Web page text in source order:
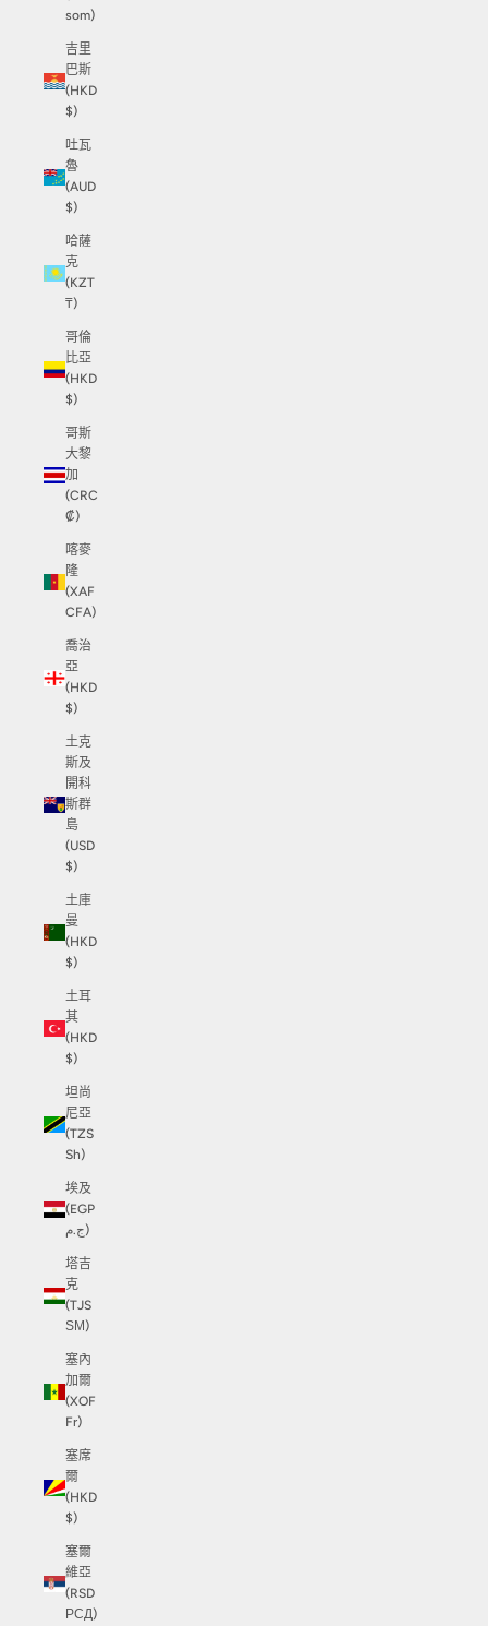
som)
吉里
巴斯
(HKD
$)
吐瓦
魯
(AUD
$)
哈薩
克
(KZT
₸)
哥倫
比亞
(HKD
$)
哥斯
大黎
加
(CRC
₡)
喀麥
隆
(XAF
CFA)
喬治
亞
(HKD
$)
土克
斯及
開科
斯群
島
(USD
$)
土庫
曼
(HKD
$)
土耳
其
(HKD
$)
坦尚
尼亞
(TZS
Sh)
埃及
(EGP
ج.م)
塔吉
克
(TJS
ЅМ)
塞內
加爾
(XOF
Fr)
塞席
爾
(HKD
$)
塞爾
維亞
(RSD
РСД)